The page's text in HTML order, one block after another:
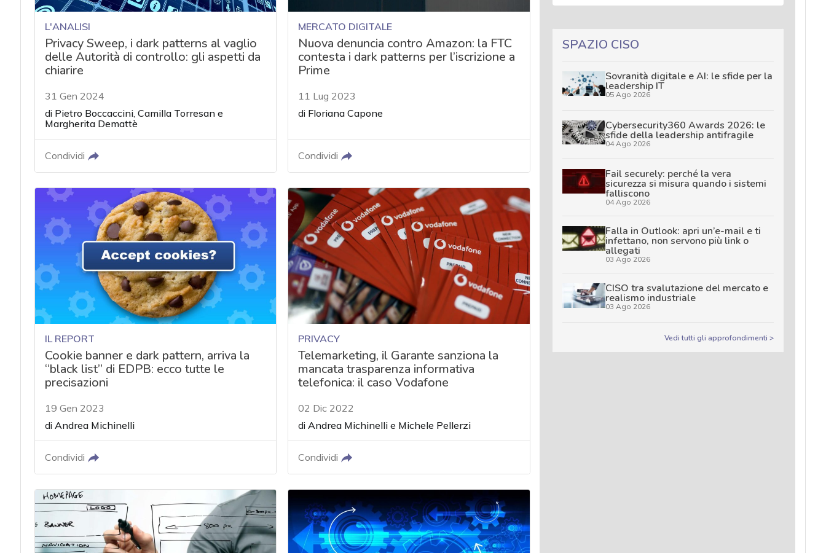
L'ANALISI
Privacy Sweep, i dark patterns al vaglio
delle Autorità di controllo: gli aspetti da
chiarire
31 Gen 2024
di Pietro Boccaccini, Camilla Torresane
Margherita Demattè
Condividi
MERCATO DIGITALE
Nuova denuncia contro Amazon: la FTC
contesta i dark patterns per l’iscrizione a
Prime
11 Lug 2023
di Floriana Capone
Condividi
IL REPORT
Cookie banner e dark pattern, arriva la
“black list” di EDPB: ecco tutte le
precisazioni
19 Gen 2023
di Andrea Michinelli
Condividi
PRIVACY
Telemarketing, il Garante sanziona la
mancata trasparenza informativa
telefonica: il caso Vodafone
02 Dic 2022
diAndrea Michinelli e Michele Pellerzi
Condividi
SPAZIO CISO
Sovranità digitale e AI: le sfide per la
leadership IT
05 Ago 2026
Cybersecurity360 Awards 2026: le
sfide della leadership antifragile
04 Ago 2026
Fail securely: perché la vera
sicurezza si misura quando i sistemi
falliscono
04 Ago 2026
Falla in Outlook: apri un’e-mail e ti
infettano, non servono più link o
allegati
03 Ago 2026
CISO tra svalutazione del mercato e
realismo industriale
03 Ago 2026
Vedi tutti gli approfondimenti >